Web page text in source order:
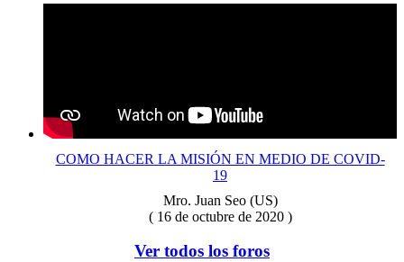
COMO HACER LA MISIÓN EN MEDIO DE COVID-
19
Mro. Juan Seo (US)
( 16 de octubre de 2020 )
Ver todos los foros